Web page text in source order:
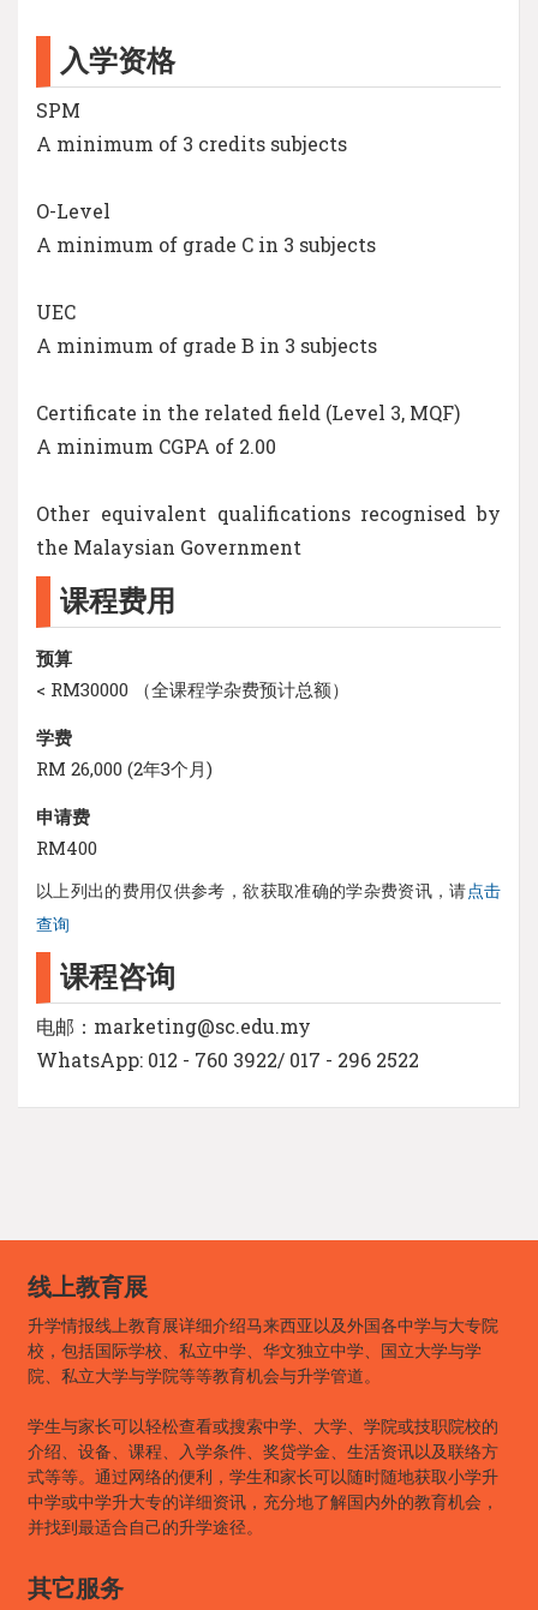
入学资格
SPM
A minimum of 3 credits subjects
O-Level
A minimum of grade C in 3 subjects
UEC
A minimum of grade B in 3 subjects
Certificate in the related field (Level 3, MQF)
A minimum CGPA of 2.00
Other equivalent qualifications recognised by
the Malaysian Government
课程费用
预算
< RM30000 （全课程学杂费预计总额）
学费
RM 26,000 (2年3个月)
申请费
RM400
以上列出的费用仅供参考，欲获取准确的学杂费资讯，请点击
查询
课程咨询
电邮：marketing@sc.edu.my
WhatsApp: 012 - 760 3922/ 017 - 296 2522
线上教育展
升学情报线上教育展详细介绍马来西亚以及外国各中学与大专院
校，包括国际学校、私立中学、华文独立中学、国立大学与学
院、私立大学与学院等等教育机会与升学管道。
学生与家长可以轻松查看或搜索中学、大学、学院或技职院校的
介绍、设备、课程、入学条件、奖贷学金、生活资讯以及联络方
式等等。通过网络的便利，学生和家长可以随时随地获取小学升
中学或中学升大专的详细资讯，充分地了解国内外的教育机会，
并找到最适合自己的升学途径。
其它服务